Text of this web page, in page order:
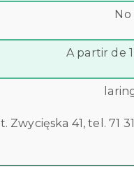
No
A partir de
Zwycięska 41, tel. 71